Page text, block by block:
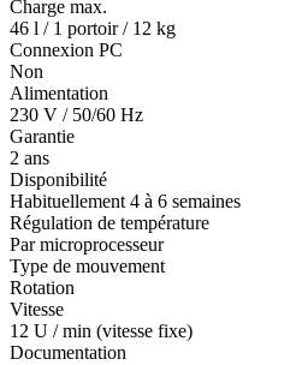
Charge max.
46 l / 1 portoir / 12 kg
Connexion PC
Non
Alimentation
230 V / 50/60 Hz
Garantie
2 ans
Disponibilité
Habituellement 4 à 6 semaines
Régulation de température
Par microprocesseur
Type de mouvement
Rotation
Vitesse
12 U / min (vitesse fixe)
Documentation